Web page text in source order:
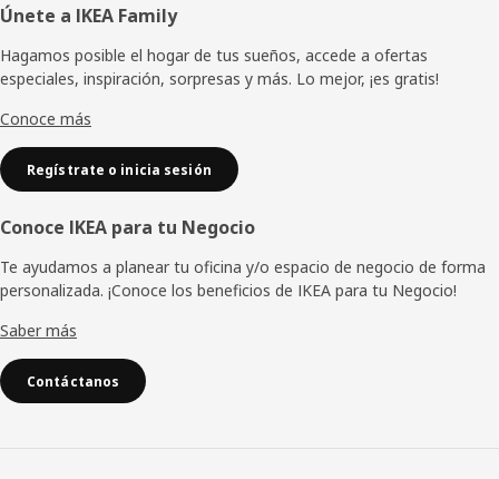
Pie
de
página
Únete a IKEA Family
Hagamos posible el hogar de tus sueños, accede a ofertas
especiales, inspiración, sorpresas y más. Lo mejor, ¡es gratis!
Conoce más
Regístrate o inicia sesión
Conoce IKEA para tu Negocio
Te ayudamos a planear tu oficina y/o espacio de negocio de forma
personalizada. ¡Conoce los beneficios de IKEA para tu Negocio!
Saber más
Contáctanos